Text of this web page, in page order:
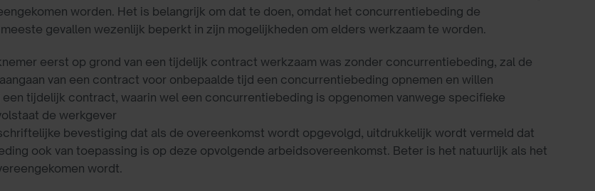
worden. Het is belangrijk om dat te doen, omdat het concurrentiebeding de
gevallen wezenlijk beperkt in zijn mogelijkheden om elders werkzaam te worden.
eerst op grond van een tijdelijk contract werkzaam was zonder concurrentiebeding, zal de
van een contract voor onbepaalde tijd een concurrentiebeding opnemen en willen
een tijdelijk contract, waarin wel een concurrentiebeding is opgenomen vanwege specifieke
de werkgever
bevestiging dat als de overeenkomst wordt opgevolgd, uitdrukkelijk wordt vermeld dat
ook van toepassing is op deze opvolgende arbeidsovereenkomst. Beter is het natuurlijk als het
wordt.